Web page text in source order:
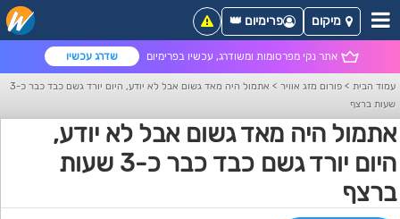
אתר נקי מפרסומות ומשודרג, עכשיו בפרימיום שדרג עכשיו
מיקום פרימיום 👑
עמוד הבית > פורום מזג אוויר >
אתמול היה מאד גשום אבל לא יודע, היום יורד גשם כבד כבר כ-3
שעות ברצף
אתמול היה מאד גשום אבל לא יודע,
היום יורד גשם כבד כבר כ-3 שעות
ברצף